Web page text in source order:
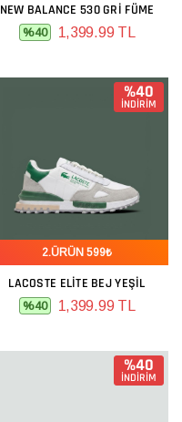
NEW BALANCE 530 GRI FÜME
%40 1,399.99 TL
%40
İNDİRİM
2.ÜRÜN 599₺
LACOSTE ELITE BEJ YEŞIL
%40 1,399.99 TL
%40
İNDİRİM